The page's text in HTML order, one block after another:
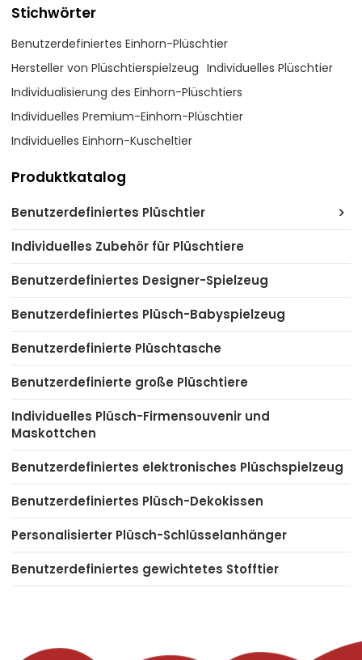
Stichwörter
Benutzerdefiniertes Einhorn-Plüschtier
Hersteller von Plüschtierspielzeug Individuelles Plüschtier
Individualisierung des Einhorn-Plüschtiers
Individuelles Premium-Einhorn-Plüschtier
Individuelles Einhorn-Kuscheltier
Produktkatalog
Benutzerdefiniertes Plüschtier
Individuelles Zubehör für Plüschtiere
Benutzerdefiniertes Designer-Spielzeug
Benutzerdefiniertes Plüsch-Babyspielzeug
Benutzerdefinierte Plüschtasche
Benutzerdefinierte große Plüschtiere
Individuelles Plüsch-Firmensouvenir und
Maskottchen
Benutzerdefiniertes elektronisches Plüschspielzeug
Benutzerdefiniertes Plüsch-Dekokissen
Personalisierter Plüsch-Schlüsselanhänger
Benutzerdefiniertes gewichtetes Stofftier